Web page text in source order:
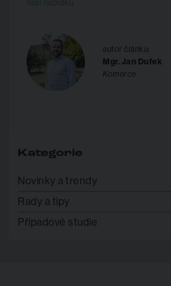
autor článku:
Mgr. Jan Dufek
Komerce
Kategorie
Novinky a trendy
Rady a tipy
Případové studie